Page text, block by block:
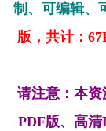
制、可编辑、
版，共计：
请注意：本
PDF版、高